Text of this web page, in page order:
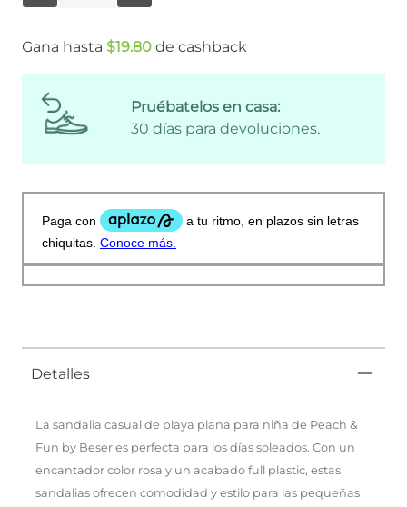
Gana hasta $19.80 de cashback
Pruébatelos en casa:
30 días para devoluciones.
Detalles
La sandalia casual de playa plana para niña de Peach &
Fun by Beser es perfecta para los días soleados. Con un
encantador color rosa y un acabado full plastic, estas
sandalias ofrecen comodidad y estilo para las pequeñas